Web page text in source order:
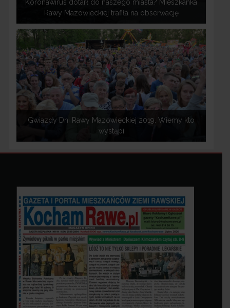
Koronawirus dotarł do naszego miasta? Mieszkanka
Rawy Mazowieckiej trafiła na obserwację
Gwiazdy Dni Rawy Mazowieckiej 2019. Wiemy kto
wystąpi